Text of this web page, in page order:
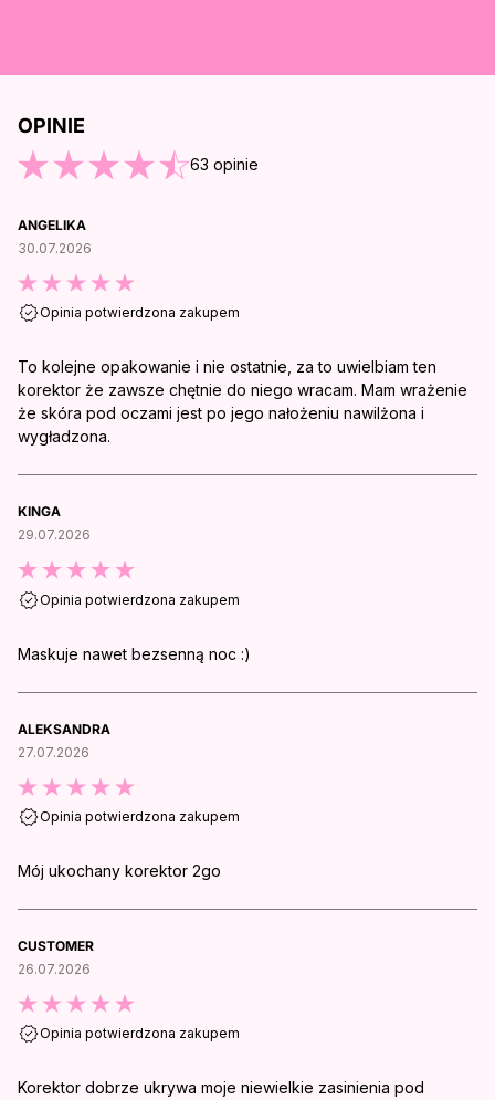
KOŃCA OPINII
OPINIE
63 opinie
ANGELIKA
30.07.2026
Opinia potwierdzona zakupem
To kolejne opakowanie i nie ostatnie, za to uwielbiam ten
korektor że zawsze chętnie do niego wracam. Mam wrażenie
że skóra pod oczami jest po jego nałożeniu nawilżona i
wygładzona.
KINGA
29.07.2026
Opinia potwierdzona zakupem
Maskuje nawet bezsenną noc :)
ALEKSANDRA
27.07.2026
Opinia potwierdzona zakupem
Mój ukochany korektor 2go
CUSTOMER
26.07.2026
Opinia potwierdzona zakupem
Korektor dobrze ukrywa moje niewielkie zasinienia pod